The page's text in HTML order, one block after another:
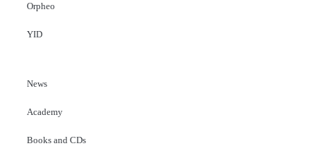
Orpheo
YID
News
Academy
Books and CDs